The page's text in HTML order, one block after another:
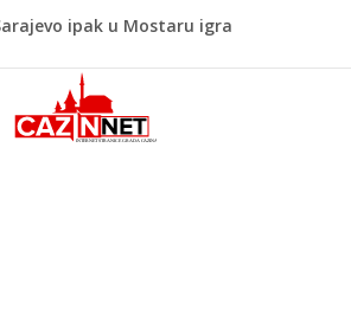
ipak u Mostaru igra
Premijer lige BiH
Lepa Brena pala na koncertu u Budvi
nakon kultnog zamaha nogom: "Nisi bio